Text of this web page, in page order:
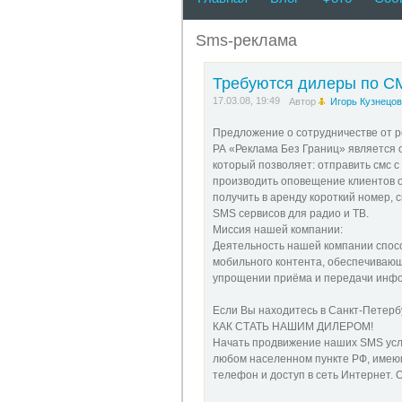
формированию нового
НАШИМ ДИЛЕРОМ! Начать
Регистрация в сервисе:
через сеть Интернет в
которыми работают
предлагаете наши
подписчиков (абонентов
рекламодателем o 1 руб.
вознаграждение, путем
городе, то Вам
inform.ru/need/dealer.php
reklama@mobreklama.ru
Sms-реклама
Требуются дилеры по
17.03.08, 19:49 Автор Игорь Кузнецов
Предложение о сотрудничестве от
РА «Реклама Без Границ» является
который позволяет: отправить смс
производить оповещение клиентов
получить в аренду короткий номер,
SMS сервисов для радио и ТВ.
Миссия нашей компании:
Деятельность нашей компании
мобильного контента,
упрощении приёма и передачи
Если Вы находитесь в Санкт-
КАК СТАТЬ НАШИМ ДИЛЕРОМ!
Начать продвижение наших SMS
любом населенном пункте РФ,
телефон и доступ в сеть Интернет.